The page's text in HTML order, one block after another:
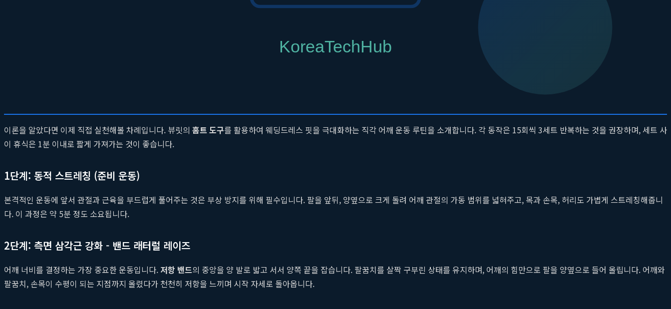
저항 밴드
강도를 한 차원 높일 수 있습니다. 예를 들어, 밴드를 양 발에 밟고 선 상태에서 덤벨을 들고 래터럴 레이즈를 수행하면, 동작의 시작부터 끝까지 저항이 일정하게 유지되어 삼각근 전체에 더욱 강력한 자극
을 줄 수 있습니다. 또한, 덤벨 프레스를 할 때 양 팔에 밴드를 걸어주면 근육의 외회전 저항이 추가되어 어깨 안정성을 높이는 회전근개 강화에도 도움이 됩니다. 이처럼 두 도구를 창의적으로 결합함으로
이론을 알았다면 이제 직접 실천해볼 차례입니다. 뷰릿의 홈트 도구를 활용하여 웨딩드레스 핏을 극대화하는 직각 어깨 운동 루틴을 소개합니다. 각 동작은 15회씩 3세트 반복하는 것을 권장하며, 세트 사
이 휴식은 1분 이내로 짧게 가져가는 것이 좋습니다.
1단계: 동적 스트레칭 (준비 운동)
본격적인 운동에 앞서 관절과 근육을 부드럽게 풀어주는 것은 부상 방지를 위해 필수입니다. 팔을 앞뒤, 양옆으로 크게 돌려 어깨 관절의 가동 범위를 넓혀주고, 목과 손목, 허리도 가볍게 스트레칭해줍니
다. 이 과정은 약 5분 정도 소요됩니다.
2단계: 측면 삼각근 강화 - 밴드 래터럴 레이즈
어깨 너비를 결정하는 가장 중요한 운동입니다. 저항 밴드의 중앙을 양 발로 밟고 서서 양쪽 끝을 잡습니다. 팔꿈치를 살짝 구부린 상태를 유지하며, 어깨의 힘만으로 팔을 양옆으로 들어 올립니다. 어깨와
팔꿈치, 손목이 수평이 되는 지점까지 올렸다가 천천히 저항을 느끼며 시작 자세로 돌아옵니다.